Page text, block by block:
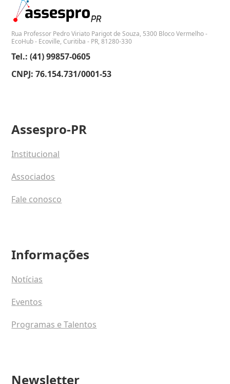
Rua Professor Pedro Viriato Parigot de Souza, 5300 Bloco Vermelho -
EcoHub - Ecoville, Curitiba - PR, 81280-330
Tel.: (41) 99857-0605
CNPJ: 76.154.731/0001-53
Assespro-PR
Institucional
Associados
Fale conosco
Informações
Notícias
Eventos
Programas e Talentos
Newsletter